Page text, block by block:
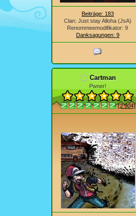
Beiträge: 183
Clan: Just stay Alloha (JsA)
Renommeemodifikator: 9
Danksagungen: 9
Cartman
Pwner!
(2 904)